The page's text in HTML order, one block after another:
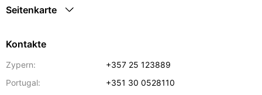
Seitenkarte
Kontakte
Zypern:
+357 25 123889
Portugal:
+351 30 0528110